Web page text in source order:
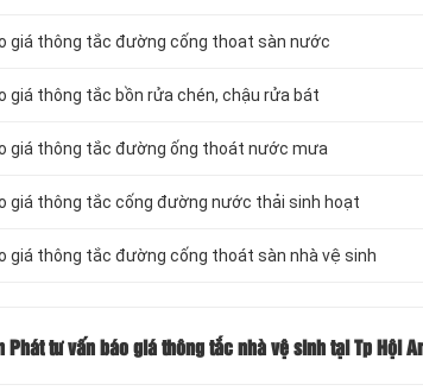
giá thông tắc đường cống thoat sàn nước
giá thông tắc bồn rửa chén, chậu rửa bát
giá thông tắc đường ống thoát nước mưa
giá thông tắc cống đường nước thải sinh hoạt
giá thông tắc đường cống thoát sàn nhà vệ sinh
Phát tư vấn báo giá thông tắc nhà vệ sinh tại Tp Hội